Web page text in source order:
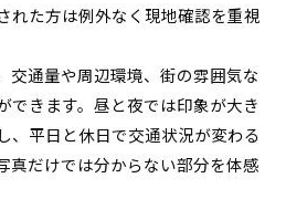
れた方は例外なく現地確認を重視
交通量や周辺環境、街の雰囲気な
できます。昼と夜では印象が大き
、平日と休日で交通状況が変わる
真だけでは分からない部分を体感